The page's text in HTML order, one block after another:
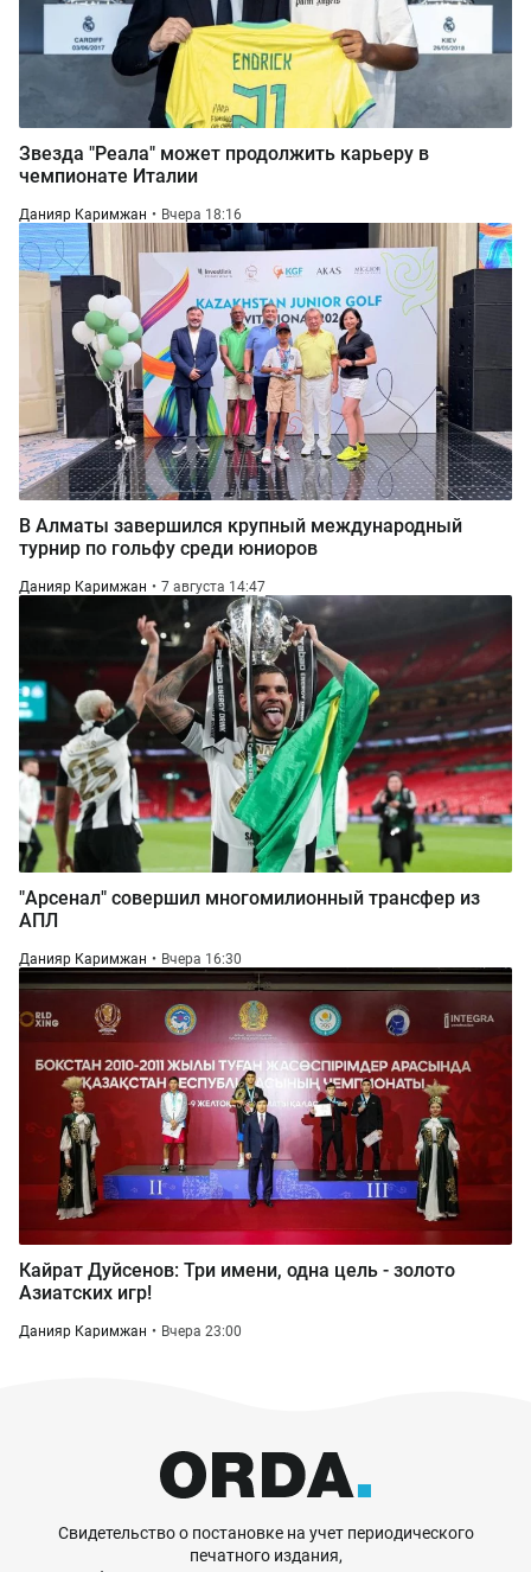
Звезда "Реала" может продолжить карьеру в
чемпионате Италии
Данияр Каримжан Вчера 18:16
В Алматы завершился крупный международный
турнир по гольфу среди юниоров
Данияр Каримжан 7 августа 14:47
"Арсенал" совершил многомилионный трансфер из
АПЛ
Данияр Каримжан Вчера 16:30
Кайрат Дуйсенов: Три имени, одна цель - золото
Азиатских игр!
Данияр Каримжан Вчера 23:00
Свидетельство о постановке на учет периодического
печатного издания,